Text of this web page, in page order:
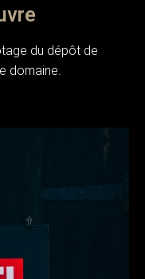
du dépôt de
domaine.